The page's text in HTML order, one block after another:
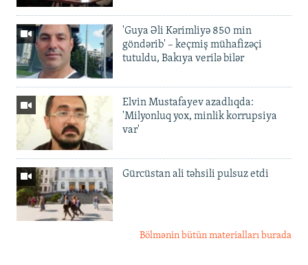
'Guya Əli Kərimliyə 850 min
göndərib' – keçmiş mühafizəçi
tutuldu, Bakıya verilə bilər
Elvin Mustafayev azadlıqda:
'Milyonluq yox, minlik korrupsiya
var'
Gürcüstan ali təhsili pulsuz etdi
Bölmənin bütün materialları burada